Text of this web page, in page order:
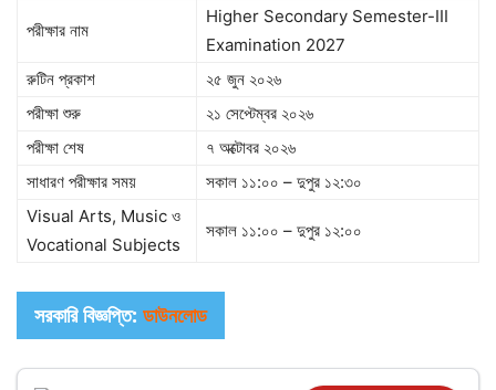
পরীক্ষার নাম
Higher Secondary Semester-III
Examination 2027
রুটিন প্রকাশ
২৫ জুন ২০২৬
পরীক্ষা শুরু
২১ সেপ্টেম্বর ২০২৬
পরীক্ষা শেষ
৭ অক্টোবর ২০২৬
সাধারণ পরীক্ষার সময়
সকাল ১১:০০ – দুপুর ১২:৩০
Visual Arts, Music ও
Vocational Subjects
সকাল ১১:০০ – দুপুর ১২:০০
সরকারি বিজ্ঞপ্তি: ডাউনলোড